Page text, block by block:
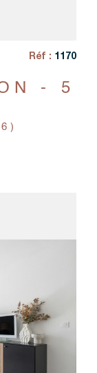
Réf : 1170
- 5